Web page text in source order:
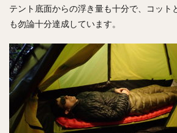
テント底面からの浮き量も十分で、コット
も勿論十分達成しています。